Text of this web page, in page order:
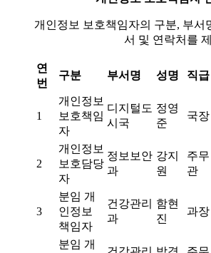
개인정보 보호책임자의 구분, 부서
서 및 연락처를
연
번
구분 부서명 성명 직급
1
개인정보
보호책임
자
디지털도
시국
정영
준
국장
2
개인정보
보호담당
자
정보보안
과
강지
원
주무
관
3
분임 개
인정보
책임자
건강관리
과
함현
진
과장
분임 개